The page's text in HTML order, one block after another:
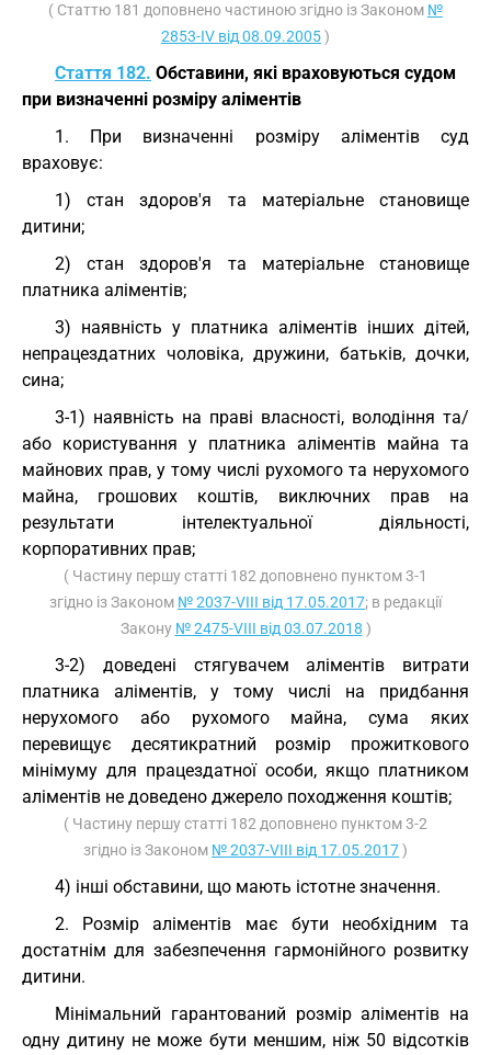
( Статтю 181 доповнено частиною згідно із Законом №
2853-IV від 08.09.2005)
Стаття 182. Обставини, які враховуються судом
при визначенні розміру аліментів
1. При визначенні розміру аліментів суд
враховує:
1) стан здоров'я та матеріальне становище
дитини;
2) стан здоров'я та матеріальне становище
платника аліментів;
3) наявність у платника аліментів інших дітей,
непрацездатних чоловіка, дружини, батьків, дочки,
сина;
3-1) наявність на праві власності, володіння та/
або користування у платника аліментів майна та
майнових прав, у тому числі рухомого та нерухомого
майна, грошових коштів, виключних прав на
результати інтелектуальної діяльності,
корпоративних прав;
( Частину першу статті 182 доповнено пунктом 3-1
згідно із Законом № 2037-VIII від 17.05.2017; в редакції
Закону № 2475-VIII від 03.07.2018 )
3-2) доведені стягувачем аліментів витрати
платника аліментів, у тому числі на придбання
нерухомого або рухомого майна, сума яких
перевищує десятикратний розмір прожиткового
мінімуму для працездатної особи, якщо платником
аліментів не доведено джерело походження коштів;
( Частину першу статті 182 доповнено пунктом 3-2
згідно із Законом № 2037-VIII від 17.05.2017)
4) інші обставини, що мають істотне значення.
2. Розмір аліментів має бути необхідним та
достатнім для забезпечення гармонійного розвитку
дитини.
Мінімальний гарантований розмір аліментів на
одну дитину не може бути меншим, ніж 50 відсотків